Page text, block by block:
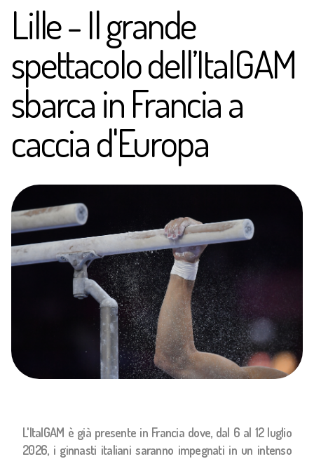
Lille - Il grande
spettacolo dell’ItalGAM
sbarca in Francia a
caccia d'Europa
L'ItalGAM è già presente in Francia dove, dal 6 al 12 luglio
2026, i ginnasti italiani saranno impegnati in un intenso